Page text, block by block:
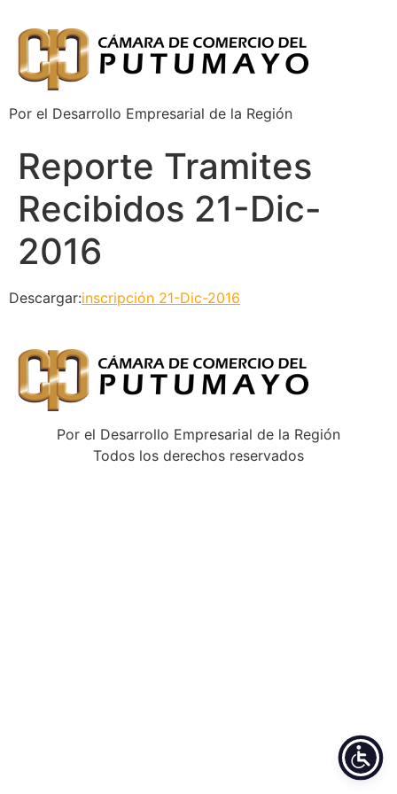
Por el Desarrollo Empresarial de la Región
Reporte Tramites
Recibidos 21-Dic-
2016
Descargar:inscripción 21-Dic-2016
Por el Desarrollo Empresarial de la Región
Todos los derechos reservados